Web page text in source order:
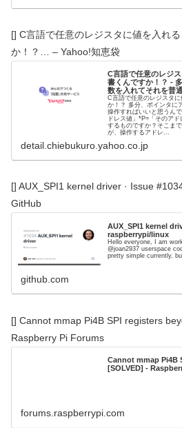
[] C言語で任意のレジスタに値を入れ
か！？… – Yahoo!知恵袋
C言語で任意のレジ
書くんですか！？ -
数を入れてそれを普
C言語で任意のレジスタ
か！？ 多分、ポインタに
操作すればいいと思うん
ドレス値」*P=「そのア
するものですか？そこま
が、操作するアドレ...
detail.chiebukuro.yahoo.co.jp
[] AUX_SPI1 kernel driver · Issue
GitHub
AUX_SPI1 kernel
raspberrypi/linux
Hello everyone, I am
@joan2937 userspace
pretty simple currently,
github.com
[] Cannot mmap Pi4B SPI registers
Raspberry Pi Forums
Cannot mmap Pi4B
[SOLVED] -
forums.raspberrypi.com